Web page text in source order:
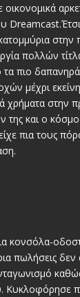
στην
πολλών
πιο
μέχρι
χρήματα στην
της και ο
πια τους
κονσόλα-
πωλήσεις δεν
Κυκλοφόρησε